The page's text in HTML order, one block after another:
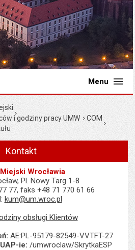
Menu
i godziny pracy UMW
COM
Kontakt
Wrocławia
Pl. Nowy Targ 1-8
77, faks +48 71 770 61 66
kum@um.wroc.pl
obsługi Klientów
AE:PL-95179-82549-VVTFT-27
ie: /umwroclaw/SkrytkaESP